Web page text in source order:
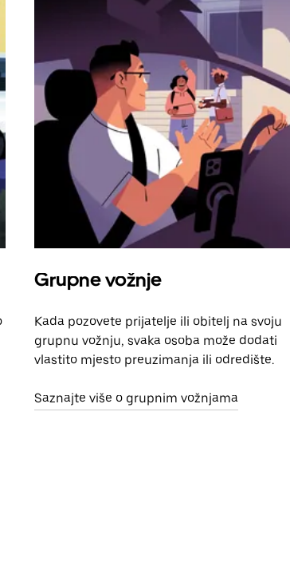
Grupne vožnje
Kada pozovete prijatelje ili obitelj na svoju
grupnu vožnju, svaka osoba može dodati
vlastito mjesto preuzimanja ili odredište.
Saznajte više o grupnim vožnjama